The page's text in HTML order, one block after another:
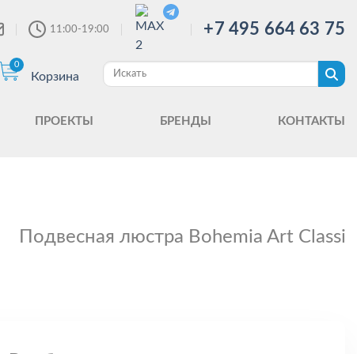
11:00-19:00 +7 495 664 63 75
0
Корзина
ПРОЕКТЫ БРЕНДЫ КОНТАКТЫ
Подвесная люстра Bohemia Art